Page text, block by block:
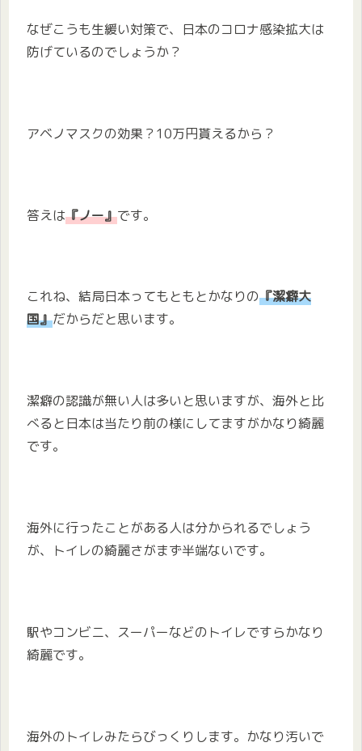
なぜこうも生緩い対策で、日本のコロナ感染拡大は
防げているのでしょうか？
アベノマスクの効果？10万円貰えるから？
答えは『ノー』です。
これね、結局日本ってもともとかなりの『潔癖大
国』だからだと思います。
潔癖の認識が無い人は多いと思いますが、海外と比
べると日本は当たり前の様にしてますがかなり綺麗
です。
海外に行ったことがある人は分かられるでしょう
が、トイレの綺麗さがまず半端ないです。
駅やコンビニ、スーパーなどのトイレですらかなり
綺麗です。
海外のトイレみたらびっくりします。かなり汚いで